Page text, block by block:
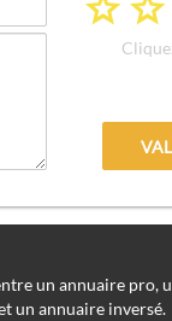
un annuaire pro,
un annuaire inversé.